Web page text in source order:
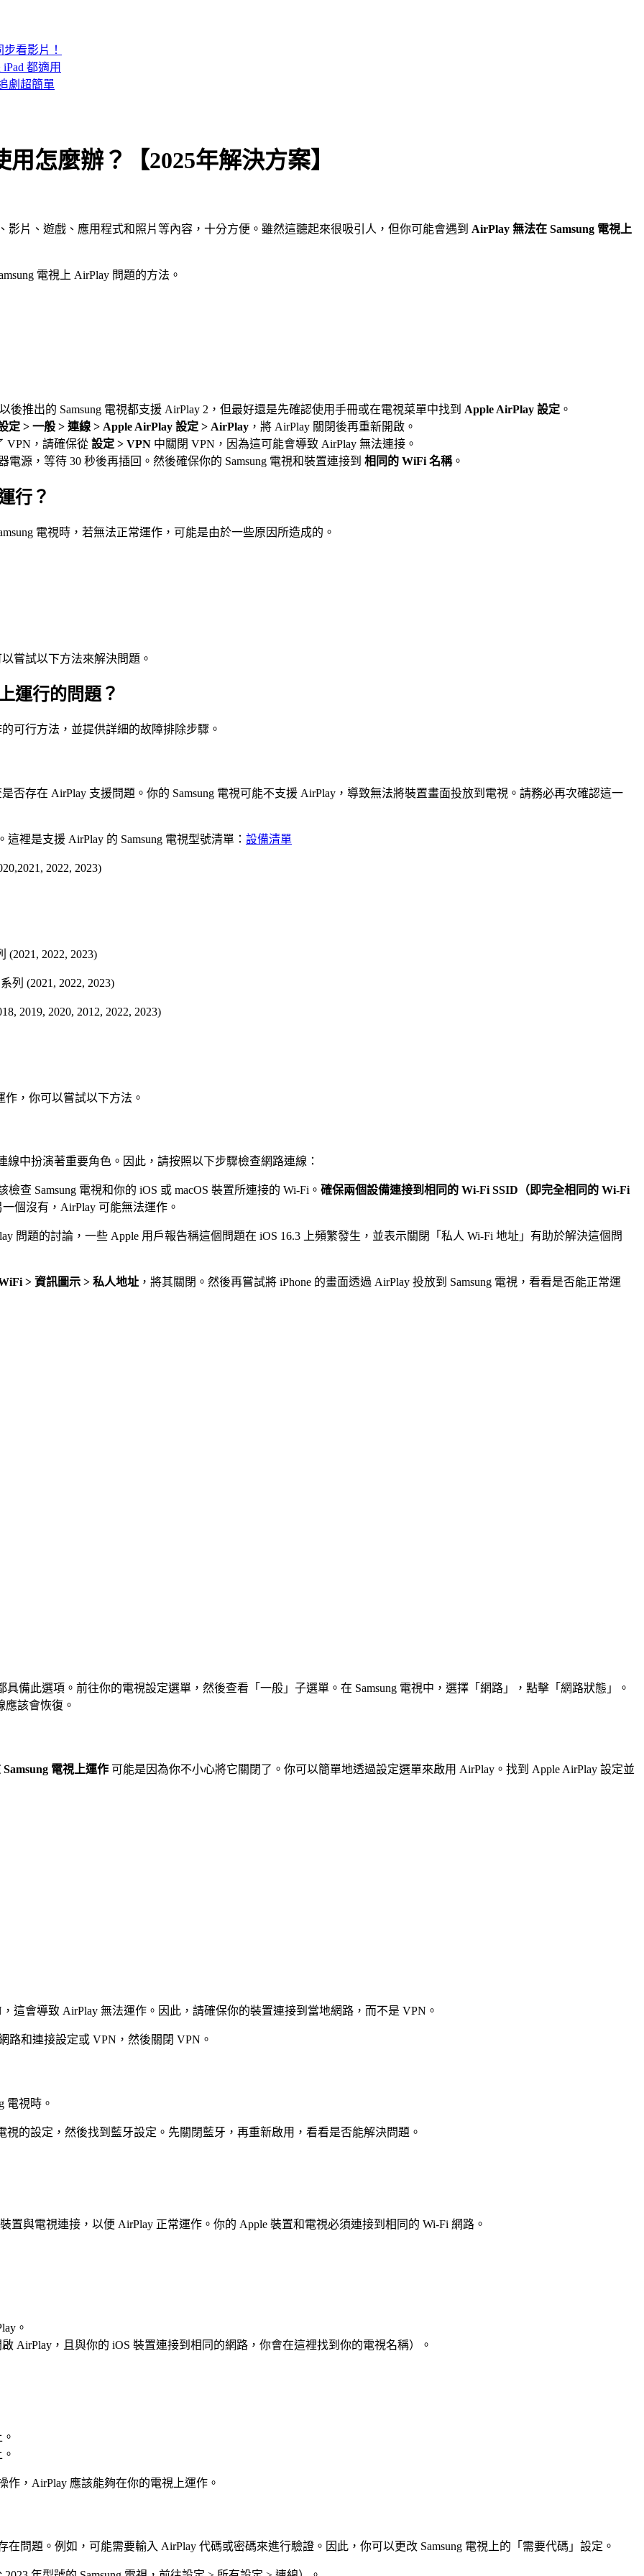
看影片！
都適用
劇超簡單
怎麼辦？【2025年解決方案】
片、遊戲、應用程式和照片等內容，十分方便。雖然這聽起來很吸引人，但你可能會遇到 AirPlay 無法在 Samsung 電視上
電視上 AirPlay 問題的方法。
後推出的 Samsung 電視都支援 AirPlay 2，但最好還是先確認使用手冊或在電視菜單中找到 Apple AirPlay 設定 。
定 > 一般 > 連線 > Apple AirPlay 設定 > AirPlay ，將 AirPlay 關閉後再重新開啟。
VPN，請確保從 設定 > VPN 中關閉 VPN，因為這可能會導致 AirPlay 無法連接。
源，等待 30 秒後再插回。然後確保你的 Samsung 電視和裝置連接到 相同的 WiFi 名稱。
行？
電視時，若無法正常運作，可能是由於一些原因所造成的。
嘗試以下方法來解決問題。
運行的問題？
可行方法，並提供詳細的故障排除步驟。
否存在 AirPlay 支援問題。你的 Samsung 電視可能不支援 AirPlay，導致無法將裝置畫面投放到電視。請務必再次確認這一
裡是支援 AirPlay 的 Samsung 電視型號清單： 設備清單
2022, 2023)
(2021, 2022, 2023)
列 (2021, 2022, 2023)
2019, 2020, 2012, 2022, 2023)
作，你可以嘗試以下方法。
線中扮演著重要角色。因此，請按照以下步驟檢查網路連線：
查 Samsung 電視和你的 iOS 或 macOS 裝置所連接的 Wi-Fi。 確保兩個設備連接到相同的 Wi-Fi SSID（即完全相同的 Wi-Fi
個沒有，AirPlay 可能無法運作。
問題的討論，一些 Apple 用戶報告稱這個問題在 iOS 16.3 上頻繁發生，並表示關閉「私人 Wi-Fi 地址」有助於解決這個問
> 資訊圖示 > 私人地址 ，將其關閉。然後再嘗試將 iPhone 的畫面透過 AirPlay 投放到 Samsung 電視，看看是否能正常運
備此選項。前往你的電視設定選單，然後查看「一般」子選單。在 Samsung 電視中，選擇「網路」，點擊「網路狀態」。
該會恢復。
電視上運作 可能是因為你不小心將它關閉了。你可以簡單地透過設定選單來啟用 AirPlay。找到 Apple AirPlay 設定並
這會導致 AirPlay 無法運作。因此，請確保你的裝置連接到當地網路，而不是 VPN。
路和連接設定或 VPN，然後關閉 VPN。
電視時。
的設定，然後找到藍牙設定。先關閉藍牙，再重新啟用，看看是否能解決問題。
置與電視連接，以便 AirPlay 正常運作。你的 Apple 裝置和電視必須連接到相同的 Wi-Fi 網路。
。
AirPlay，且與你的 iOS 裝置連接到相同的網路，你會在這裡找到你的電視名稱）。
，AirPlay 應該能夠在你的電視上運作。
在問題。例如，可能需要輸入 AirPlay 代碼或密碼來進行驗證。因此，你可以更改 Samsung 電視上的「需要代碼」設定。